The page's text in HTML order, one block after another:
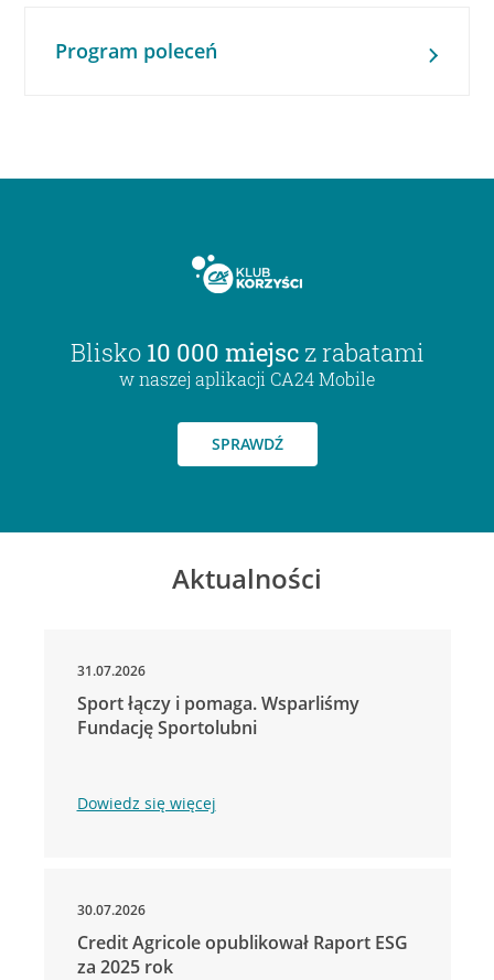
Program poleceń
Blisko 10 000 miejsc z rabatami
w naszej aplikacji CA24 Mobile
SPRAWDŹ
Aktualności
31.07.2026
Sport łączy i pomaga. Wsparliśmy
Fundację Sportolubni
Dowiedz się więcej
30.07.2026
Credit Agricole opublikował Raport ESG
za 2025 rok